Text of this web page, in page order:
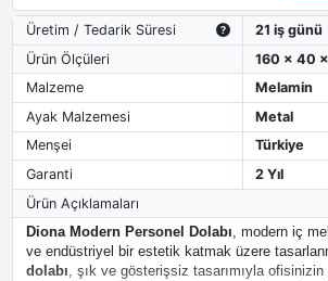
Üretim / Tedarik Süresi
21 iş günü
Ürün Ölçüleri
160 x 40
Malzeme
Melamin
Ayak Malzemesi
Metal
Menşei
Türkiye
Garanti
2 Yıl
Ürün Açıklamaları
Diona Modern Personel Dolabı, modern iç
ve endüstriyel bir estetik katmak üzere
dolabı, şık ve gösterişsiz tasarımıyla